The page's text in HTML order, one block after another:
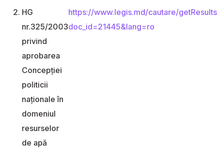
HG
nr.325/2003
privind
aprobarea
Concepţiei
politicii
naţionale în
domeniul
resurselor
de apă
https://www.legis.md/cautare/
doc_id=21445&lang=ro